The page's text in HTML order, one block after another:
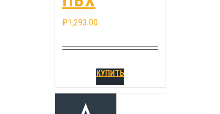
₽1,293.00
КУПИТЬ